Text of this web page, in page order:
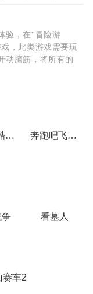
验，在“冒险游
，此类游戏需要玩
动脑筋，将所有的
美女跑酷大作战 奔跑吧飞行球家族
争 看墓人